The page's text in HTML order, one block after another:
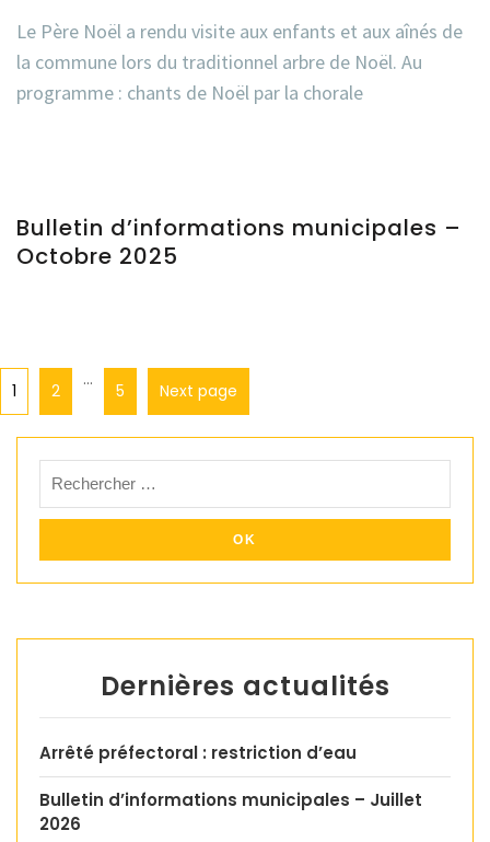
Le Père Noël a rendu visite aux enfants et aux aînés de
la commune lors du traditionnel arbre de Noël. Au
programme : chants de Noël par la chorale
Bulletin d’informations municipales –
Octobre 2025
1 2
…
5 Next page
Dernières actualités
Arrêté préfectoral : restriction d’eau
Bulletin d’informations municipales – Juillet
2026